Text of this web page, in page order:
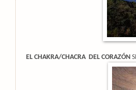
EL CHAKRA/CHACRA DEL CORAZÓN